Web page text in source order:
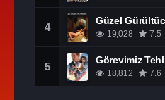
4
Güzel
19,028 7.5
5
18,812 7.6